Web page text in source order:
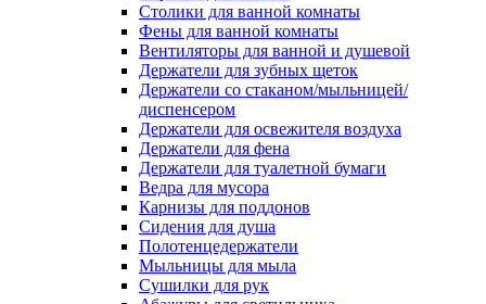
Столики для ванной комнаты
Фены для ванной комнаты
Вентиляторы для ванной и душевой
Держатели для зубных щеток
Держатели со стаканом/мыльницей/
диспенсером
Держатели для освежителя воздуха
Держатели для фена
Держатели для туалетной бумаги
Ведра для мусора
Карнизы для поддонов
Сидения для душа
Полотенцедержатели
Мыльницы для мыла
Сушилки для рук